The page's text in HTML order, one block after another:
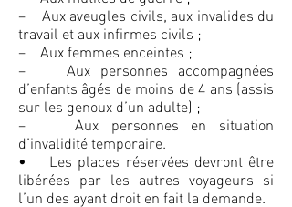
– Aux aveugles civils, aux invalides du
travail et aux infirmes civils ;
– Aux femmes enceintes ;
– Aux personnes accompagnées
d’enfants âgés de moins de 4 ans (assis
sur les genoux d’un adulte) ;
– Aux personnes en situation
d’invalidité temporaire.
• Les places réservées devront être
libérées par les autres voyageurs si
l’un des ayant droit en fait la demande.